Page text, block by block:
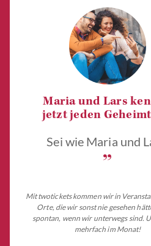
Maria und Lars
jetzt jeden
Sei wie Maria und
„
Mit twotickets kommen wir in
Orte, die wir sonst nie gesehen
spontan, wenn wir unterwegs sind.
mehrfach im Monat!